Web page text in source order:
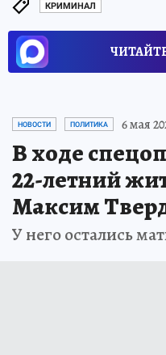
КРИМИНАЛ
НОВОСТИ ПОЛИТИКА 6 мая
В ходе
22-летний
Максим
У него остались